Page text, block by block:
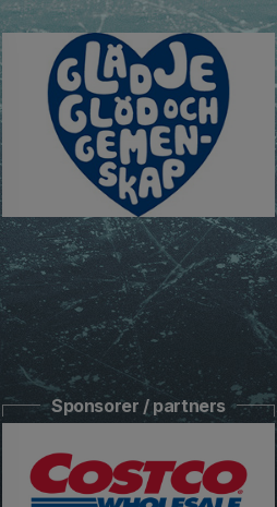
Sponsorer / partners